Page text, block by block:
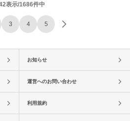
表示/1686件中
3 4 5
お知らせ
運営へのお問い合わせ
利用規約